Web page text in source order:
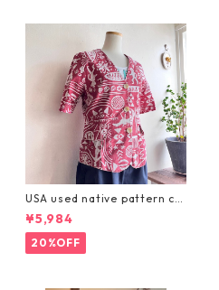
USA used native pattern ca
rdigan/民族柄の半袖カーディ
ガン
¥5,984
20%OFF